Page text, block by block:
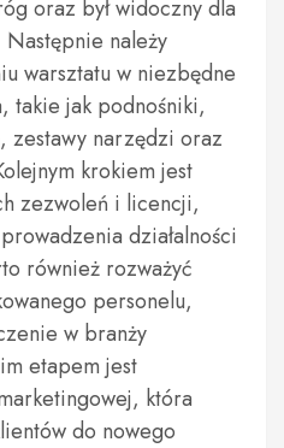
oraz był widoczny dla
należy
warsztatu w niezbędne
takie jak podnośniki,
narzędzi oraz
krokiem jest
zezwoleń i licencji,
działalności
również rozważyć
personelu,
w branży
etapem jest
która
do nowego